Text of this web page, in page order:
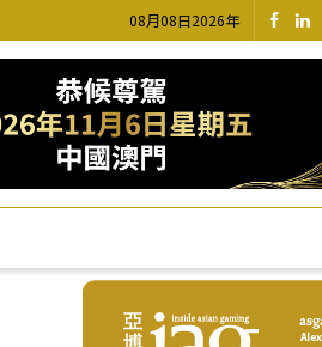
08月08日2026年